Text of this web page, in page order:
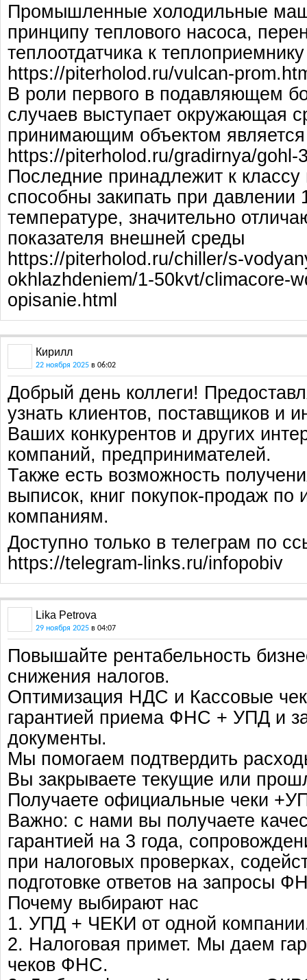
Промышленные холодильные
принципу теплового насоса,
теплоотдатчика к теплоприемнику
https://piterholod.ru/vulcan-
В роли первого в подавляющем
случаев выступает окружающая
принимающим объектом является
https://piterholod.ru/gradirnya/gohl-
Последние принадлежит к
способны закипать при давлении
температуре, значительно
показателя внешней среды
https://piterholod.ru/chiller/s-
okhlazhdeniem/1-50kvt/climacore-
opisanie.html
Кирилл
22 ноября 2025 в 06:02
Добрый день коллеги!
узнать клиентов, поставщиков и
Ваших конкурентов и других
компаний, предпринимателей.
Также есть возможность
выписок, книг покупок-продаж
компаниям.
Доступно только в телеграм по
https://telegram-links.ru/infopobiv
Lika Petrova
29 ноября 2025 в 04:07
Повышайте рентабельность
снижения налогов.
Оптимизация НДС и Кассовые
гарантией приема ФНС + УПД и
документы.
Мы помогаем подтвердить
Вы закрываете текущие или
Получаете официальные чеки
Важно: с нами вы получаете
гарантией на 3 года,
при налоговых проверках,
подготовке ответов на запросы
Почему выбирают нас
1. УПД + ЧЕКИ от одной
2. Налоговая примет. Мы даем
чеков ФНС.